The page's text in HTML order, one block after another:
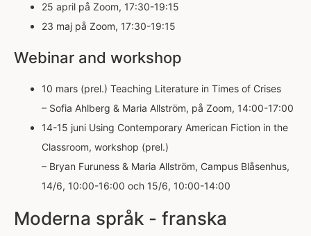
25 april på Zoom, 17:30-19:15
23 maj på Zoom, 17:30-19:15
Webinar and workshop
10 mars (prel.) Teaching Literature in Times of Crises
– Sofia Ahlberg & Maria Allström, på Zoom, 14:00-17:00
14-15 juni Using Contemporary American Fiction in the
Classroom, workshop (prel.)
– Bryan Furuness & Maria Allström, Campus Blåsenhus,
14/6, 10:00-16:00 och 15/6, 10:00-14:00
Moderna språk - franska